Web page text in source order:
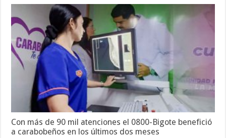
Con más de 90 mil atenciones el 0800-Bigote benefició
a carabobeños en los últimos dos meses